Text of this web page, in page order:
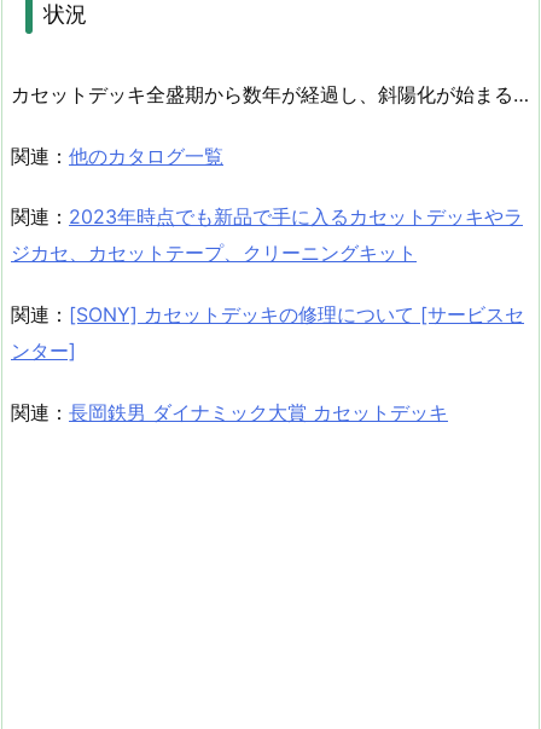
状況
カセットデッキ全盛期から数年が経過し、斜陽化が始まる…
関連： 他のカタログ一覧
関連： 2023年時点でも新品で手に入るカセットデッキやラ
ジカセ、カセットテープ、クリーニングキット
関連： [SONY] カセットデッキの修理について [サービスセ
ンター]
関連： 長岡鉄男 ダイナミック大賞 カセットデッキ